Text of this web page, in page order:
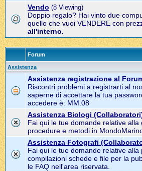
Vendo (8 Viewing)
Doppio regalo? Hai vinto due
quello che vuoi VENDERE con
all'interno.
Forum
Assistenza
Assistenza registrazione al
Riscontri problemi a registrarti al
saperne di accettare la tua
accedere è: MM.08
Assistenza Biologi
Fai qui le tue domande relative
procedure e metodi in
Assistenza Fotografi
Fai qui le tue domande relative
compilazioni schede e file per la
le FAQ nell'area riservata.